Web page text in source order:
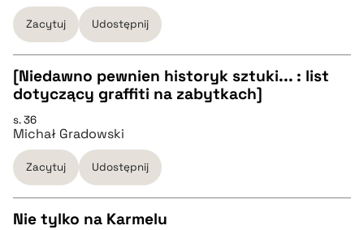
pobierz cytat
pobierz cytat
BIBTEX
Zacytuj Udostępnij
CZYSTY TEKST
pobierz cytat
BIBTEX
[Niedawno pewnien historyk sztuki... : list
dotyczący graffiti na zabytkach]
s. 36
Michał Gradowski
Zacytuj Udostępnij
Nie tylko na Karmelu